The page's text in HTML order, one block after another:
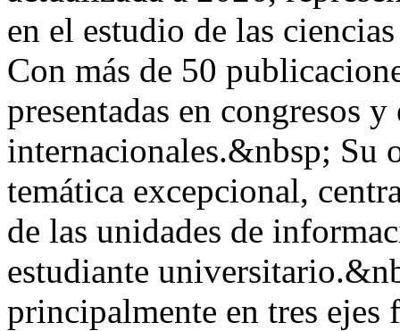
en el estudio de las
Con más de 50
presentadas en congresos
internacionales.&nbsp; Su
temática excepcional,
de las unidades de
estudiante
principalmente en tres ejes